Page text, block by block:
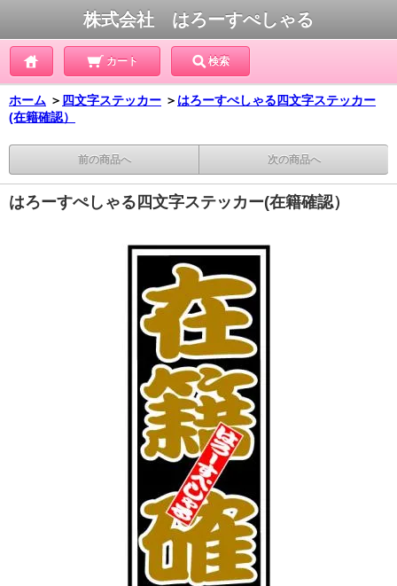
株式会社 はろーすぺしゃる
カート 検索
ホーム ＞ 四文字ステッカー ＞ はろーすぺしゃる四文字ステッカー
(在籍確認）
前の商品へ 次の商品へ
はろーすぺしゃる四文字ステッカー(在籍確認）